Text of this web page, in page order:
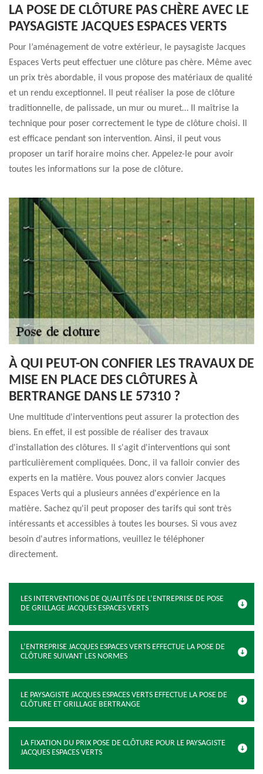
LA POSE DE CLÔTURE PAS CHÈRE AVEC LE
PAYSAGISTE JACQUES ESPACES VERTS
Pour l’aménagement de votre extérieur, le paysagiste Jacques
Espaces Verts peut effectuer une clôture pas chère. Même avec
un prix très abordable, il vous propose des matériaux de qualité
et un rendu exceptionnel. Il peut réaliser la pose de clôture
traditionnelle, de palissade, un mur ou muret… Il maîtrise la
technique pour poser correctement le type de clôture choisi. Il
est efficace pendant son intervention. Ainsi, il peut vous
proposer un tarif horaire moins cher. Appelez-le pour avoir
toutes les informations sur la pose de clôture.
À QUI PEUT-ON CONFIER LES TRAVAUX DE
MISE EN PLACE DES CLÔTURES À
BERTRANGE DANS LE 57310 ?
Une multitude d'interventions peut assurer la protection des
biens. En effet, il est possible de réaliser des travaux
d'installation des clôtures. Il s'agit d'interventions qui sont
particulièrement compliquées. Donc, il va falloir convier des
experts en la matière. Vous pouvez alors convier Jacques
Espaces Verts qui a plusieurs années d'expérience en la
matière. Sachez qu'il peut proposer des tarifs qui sont très
intéressants et accessibles à toutes les bourses. Si vous avez
besoin d'autres informations, veuillez le téléphoner
directement.
LES INTERVENTIONS DE QUALITÉS DE L’ENTREPRISE DE POSE
DE GRILLAGE JACQUES ESPACES VERTS
L’ENTREPRISE JACQUES ESPACES VERTS EFFECTUE LA POSE DE
CLÔTURE SUIVANT LES NORMES
LE PAYSAGISTE JACQUES ESPACES VERTS EFFECTUE LA POSE DE
CLÔTURE ET GRILLAGE BERTRANGE
LA FIXATION DU PRIX POSE DE CLÔTURE POUR LE PAYSAGISTE
JACQUES ESPACES VERTS